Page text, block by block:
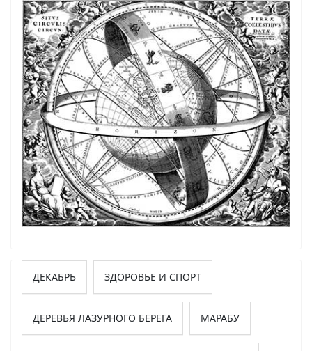
ДЕКАБРЬ ЗДОРОВЬЕ И СПОРТ
ДЕРЕВЬЯ ЛАЗУРНОГО БЕРЕГА МАРАБУ